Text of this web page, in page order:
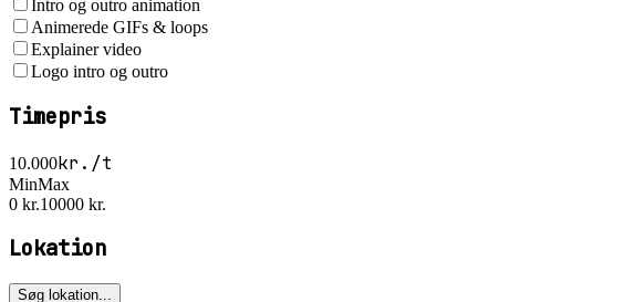
Intro og outro animation
Animerede GIFs & loops
Explainer video
Logo intro og outro
Timepris
10.000kr./t
MinMax
0 kr.10000 kr.
Lokation
Søg lokation...